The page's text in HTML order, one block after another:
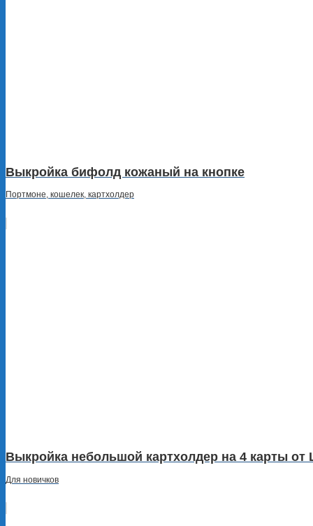
Выкройка бифолд кожаный на кнопке
Портмоне, кошелек, картхолдер
Выкройка небольшой картхолдер на 4 карты от
Для новичков